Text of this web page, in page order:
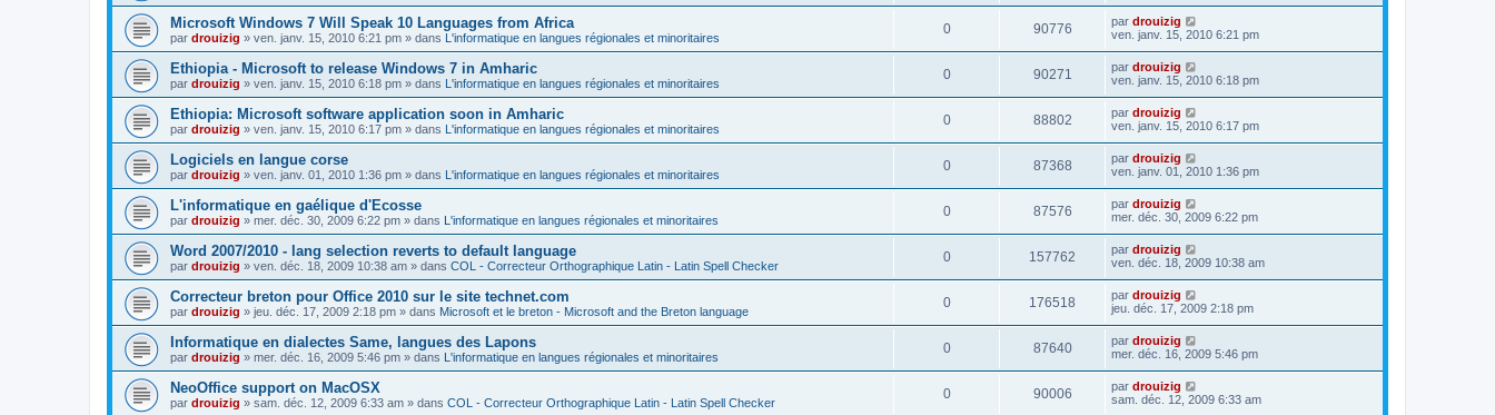
Microsoft Windows 7 Will Speak 10 Languages from Africa
par drouizig » ven. janv. 15, 2010 6:21 pm » dans L'informatique en langues régionales et minoritaires
0 90776 par drouizig
ven. janv. 15, 2010 6:21 pm
Ethiopia - Microsoft to release Windows 7 in Amharic
par drouizig » ven. janv. 15, 2010 6:18 pm » dans L'informatique en langues régionales et minoritaires
0 90271 par drouizig
ven. janv. 15, 2010 6:18 pm
Ethiopia: Microsoft software application soon in Amharic
par drouizig » ven. janv. 15, 2010 6:17 pm » dans L'informatique en langues régionales et minoritaires
0 88802 par drouizig
ven. janv. 15, 2010 6:17 pm
Logiciels en langue corse
par drouizig » ven. janv. 01, 2010 1:36 pm » dans L'informatique en langues régionales et minoritaires
0 87368 par drouizig
ven. janv. 01, 2010 1:36 pm
L'informatique en gaélique d'Ecosse
par drouizig » mer. déc. 30, 2009 6:22 pm » dans L'informatique en langues régionales et minoritaires
0 87576 par drouizig
mer. déc. 30, 2009 6:22 pm
Word 2007/2010 - lang selection reverts to default language
par drouizig » ven. déc. 18, 2009 10:38 am » dans COL - Correcteur Orthographique Latin - Latin Spell Checker
0 157762 par drouizig
ven. déc. 18, 2009 10:38 am
Correcteur breton pour Office 2010 sur le site technet.com
par drouizig » jeu. déc. 17, 2009 2:18 pm » dans Microsoft et le breton - Microsoft and the Breton language
0 176518 par drouizig
jeu. déc. 17, 2009 2:18 pm
Informatique en dialectes Same, langues des Lapons
par drouizig » mer. déc. 16, 2009 5:46 pm » dans L'informatique en langues régionales et minoritaires
0 87640 par drouizig
mer. déc. 16, 2009 5:46 pm
NeoOffice support on MacOSX
par drouizig » sam. déc. 12, 2009 6:33 am » dans COL - Correcteur Orthographique Latin - Latin Spell Checker
0 90006 par drouizig
sam. déc. 12, 2009 6:33 am